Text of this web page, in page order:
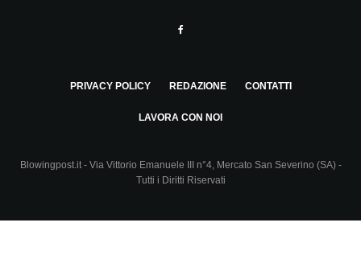
PRIVACY POLICY REDAZIONE CONTATTI
LAVORA CON NOI
Blowingpost.it - Via Vittorio Emanuele III n°4, Mercato San Severino (SA) -
Tutti i Diritti Riservati